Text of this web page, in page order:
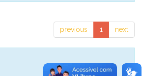
previous 1 next